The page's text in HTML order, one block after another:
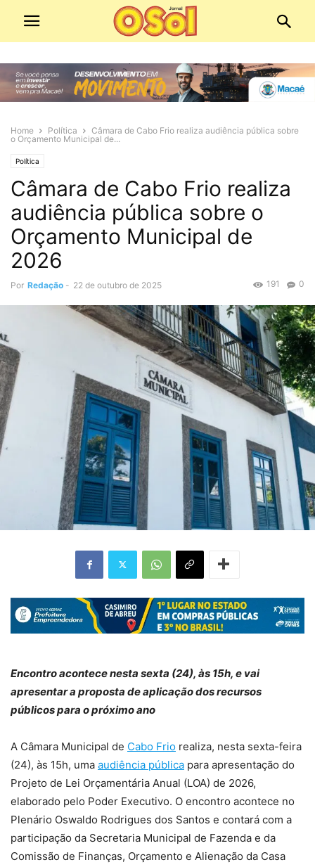
Home Política
Câmara de Cabo Frio realiza audiência pública sobre
o Orçamento Municipal de...
Política
Câmara de Cabo Frio realiza
audiência pública sobre o
Orçamento Municipal de
2026
Por Redação - 22 de outubro de 2025 0
191
Encontro acontece nesta sexta (24), às 15h, e vai
apresentar a proposta de aplicação dos recursos
públicos para o próximo ano
A Câmara Municipal de Cabo Frio realiza, nesta sexta-feira
(24), às 15h, uma audiência pública para apresentação do
Projeto de Lei Orçamentária Anual (LOA) de 2026,
elaborado pelo Poder Executivo. O encontro acontece no
Plenário Oswaldo Rodrigues dos Santos e contará com a
participação da Secretaria Municipal de Fazenda e da
Comissão de Finanças, Orçamento e Alienação da Casa